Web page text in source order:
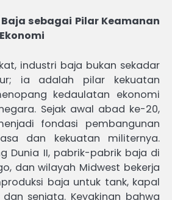
sebagai Pilar Keamanan
industri baja bukan sekadar
ia adalah pilar kekuatan
kedaulatan ekonomi
Sejak awal abad ke-20,
fondasi pembangunan
dan kekuatan militernya.
Dunia II, pabrik-pabrik baja di
dan wilayah Midwest bekerja
baja untuk tank, kapal
senjata. Keyakinan bahwa